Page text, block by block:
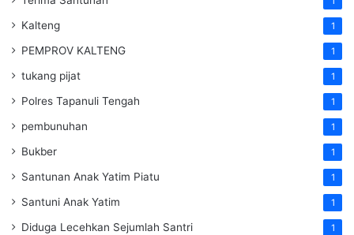
Kalteng 1
PEMPROV KALTENG 1
tukang pijat 1
Polres Tapanuli Tengah 1
pembunuhan 1
Bukber 1
Santunan Anak Yatim Piatu 1
Santuni Anak Yatim 1
Diduga Lecehkan Sejumlah Santri 1